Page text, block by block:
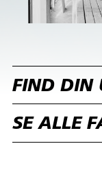
FIND DIN
SE ALLE